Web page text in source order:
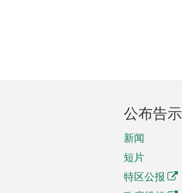
公布告示
新闻
短片
特区公报